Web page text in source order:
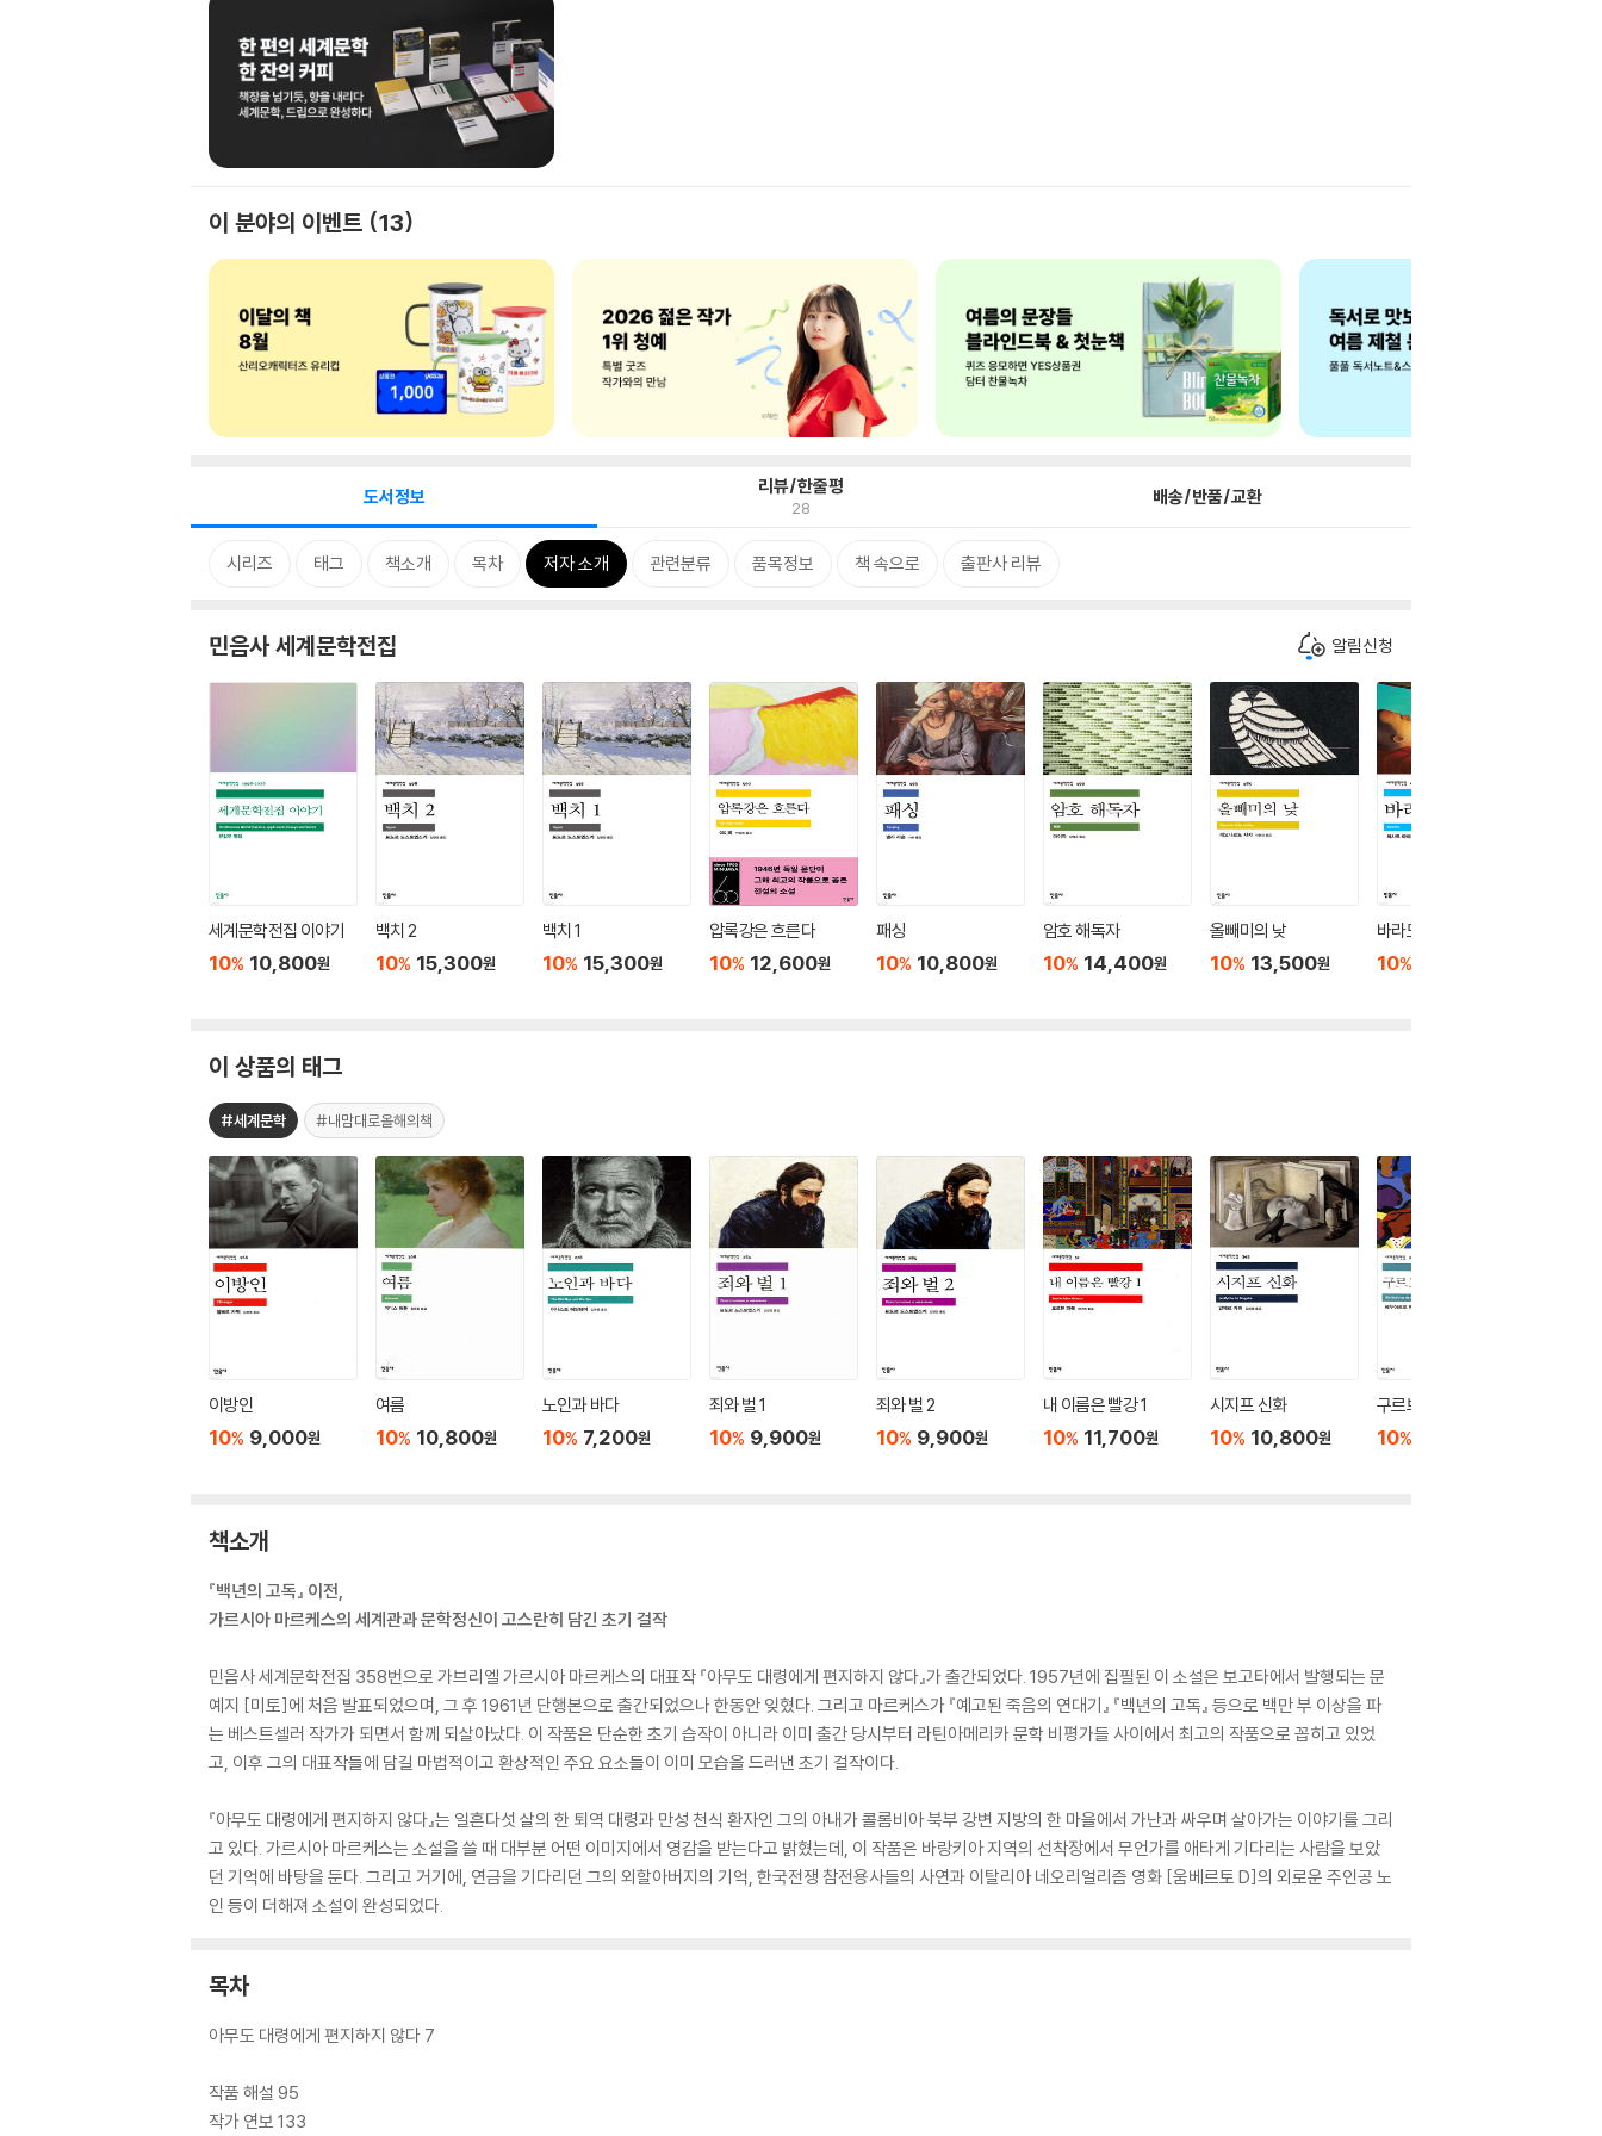
이 분야의 이벤트 13
도서정보 리뷰/한줄평
28 배송/반품/교환
시리즈 태그 책소개 목차 저자 소개 관련분류 품목정보 책 속으로 출판사 리뷰
민음사 세계문학전집 알림신청
세계문학전집 이야기
10% 10,800원
백치 2
10% 15,300원
백치 1
10% 15,300원
압록강은 흐른다
10% 12,600원
패싱
10% 10,800원
암호 해독자
10% 14,400원
올빼미의 낮
10% 13,500원
바라모
10%
이 상품의 태그
#세계문학 #내맘대로올해의책
이방인
10% 9,000원
여름
10% 10,800원
노인과 바다
10% 7,200원
죄와 벌 1
10% 9,900원
죄와 벌 2
10% 9,900원
내 이름은 빨강 1
10% 11,700원
시지프 신화
10% 10,800원
구르브 연락 없다
10%
책소개
『백년의 고독』 이전,
가르시아 마르케스의 세계관과 문학정신이 고스란히 담긴 초기 걸작
민음사 세계문학전집 358번으로 가브리엘 가르시아 마르케스의 대표작 『아무도 대령에게 편지하지 않다』가 출간되었다. 1957년에 집필된 이 소설은 보고타에서 발행되는 문
예지 [미토]에 처음 발표되었으며, 그 후 1961년 단행본으로 출간되었으나 한동안 잊혔다. 그리고 마르케스가 『예고된 죽음의 연대기』 『백년의 고독』 등으로 백만 부 이상을 파
는 베스트셀러 작가가 되면서 함께 되살아났다. 이 작품은 단순한 초기 습작이 아니라 이미 출간 당시부터 라틴아메리카 문학 비평가들 사이에서 최고의 작품으로 꼽히고 있었
고, 이후 그의 대표작들에 담길 마법적이고 환상적인 주요 요소들이 이미 모습을 드러낸 초기 걸작이다.
『아무도 대령에게 편지하지 않다』는 일흔다섯 살의 한 퇴역 대령과 만성 천식 환자인 그의 아내가 콜롬비아 북부 강변 지방의 한 마을에서 가난과 싸우며 살아가는 이야기를 그리
고 있다. 가르시아 마르케스는 소설을 쓸 때 대부분 어떤 이미지에서 영감을 받는다고 밝혔는데, 이 작품은 바랑키아 지역의 선착장에서 무언가를 애타게 기다리는 사람을 보았
던 기억에 바탕을 둔다. 그리고 거기에, 연금을 기다리던 그의 외할아버지의 기억, 한국전쟁 참전용사들의 사연과 이탈리아 네오리얼리즘 영화 [움베르토 D]의 외로운 주인공 노
인 등이 더해져 소설이 완성되었다.
목차
아무도 대령에게 편지하지 않다 7
작품 해설 95
작가 연보 133